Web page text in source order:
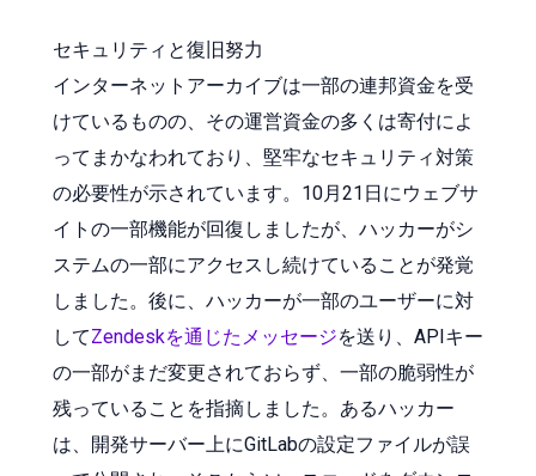
セキュリティと復旧努力
インターネットアーカイブは一部の連邦資金を受
けているものの、その運営資金の多くは寄付によ
ってまかなわれており、堅牢なセキュリティ対策
の必要性が示されています。10月21日にウェブサ
イトの一部機能が回復しましたが、ハッカーがシ
ステムの一部にアクセスし続けていることが発覚
しました。後に、ハッカーが一部のユーザーに対
してZendeskを通じたメッセージを送り、APIキー
の一部がまだ変更されておらず、一部の脆弱性が
残っていることを指摘しました。あるハッカー
は、開発サーバー上にGitLabの設定ファイルが誤